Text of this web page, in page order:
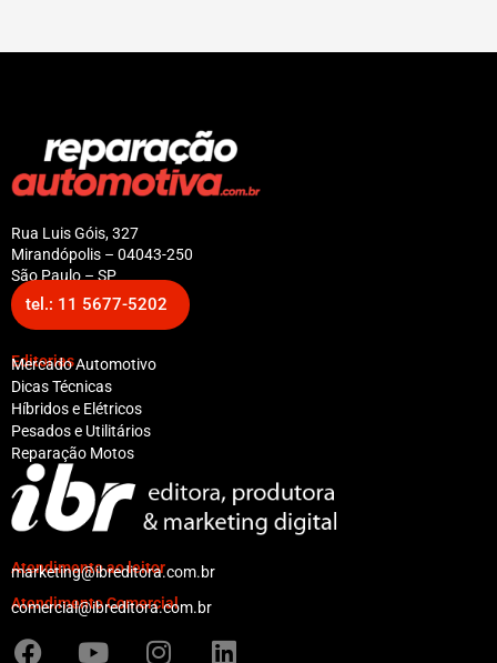
Rua Luis Góis, 327
Mirandópolis – 04043-250
São Paulo – SP
tel.: 11 5677-5202
Editorias
Mercado Automotivo
Dicas Técnicas
Híbridos e Elétricos
Pesados e Utilitários
Reparação Motos
Atendimento ao leitor
marketing@ibreditora.com.br
Atendimento Comercial
comercial@ibreditora.com.br
F
Y
I
L